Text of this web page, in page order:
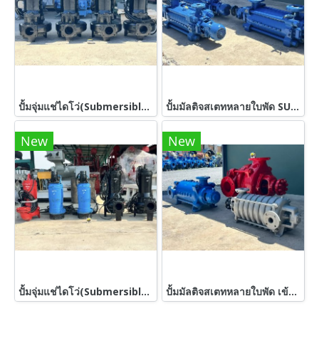
ปั้มจุ่มแช่ไดโว่(Submersible) ShinMaywa Japanขนาด 5 HP / 3”380V เข้ามา 4 ตัว ปั้มมัลติจสเตทหลายใบพัด SULZER WEISE GERMANY งานยุโรปสเตนเลสเกรดพรีเมี่ยม / 4”~ 2” / H : 639 m / Q : 40.3 m3/h ใช้กับมอเตอร์ขนาด 150 ~ 180 HP เข้ามา 3 ตัว
New
ปั้มจุ่มแช่ไดโว่(Submersible) TERAL & TSURUMI & EBARA ขนาด 7.5 HP 380V เข้ามา 5 ตัว
New
ปั้มมัลติจสเตทหลายใบพัด เข้ามา 3 ตัว